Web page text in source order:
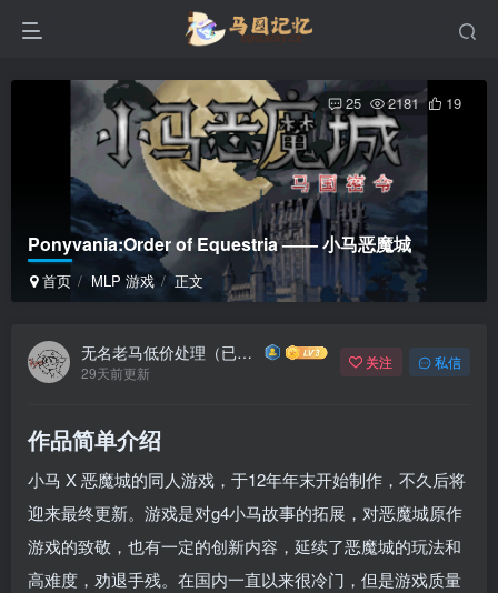
Ponyvania:Order of Equestria —— 小马恶魔城
首页 MLP 游戏 正文
25 2181 19
无名老马低价处理（已死版）
29天前更新
关注 私信
作品简单介绍
小马 X 恶魔城的同人游戏，于12年年末开始制作，不久后将
迎来最终更新。游戏是对g4小马故事的拓展，对恶魔城原作
游戏的致敬，也有一定的创新内容，延续了恶魔城的玩法和
高难度，劝退手残。在国内一直以来很冷门，但是游戏质量